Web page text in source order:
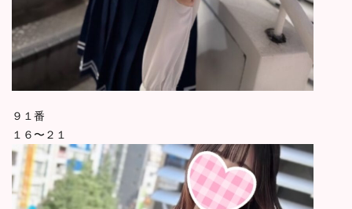
９１番
１６〜２１